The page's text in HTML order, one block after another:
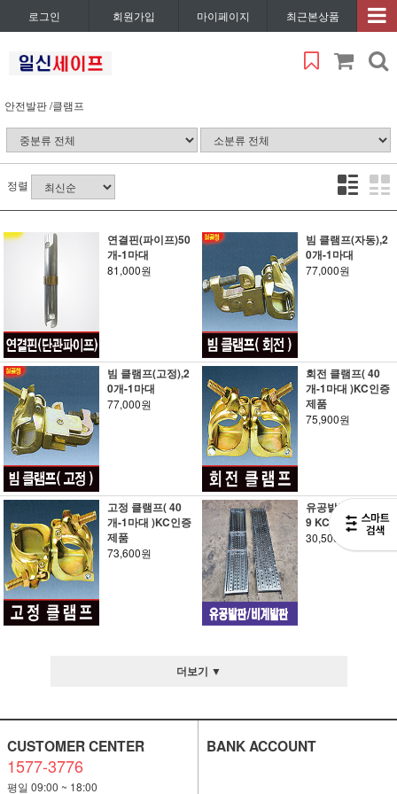
로그인 회원가입 마이페이지 최근본상품
안전발판 /클램프
정렬
연결핀(파이프)50
개-1마대
81,000원
빔 클램프(자동),2
0개-1마대
77,000원
빔 클램프(고정),2
0개-1마대
77,000원
회전 클램프( 40
개-1마대 )KC인증
제품
75,900원
고정 클램프( 40
개-1마대 )KC인증
제품
73,600원
유공발판 500*182
9 KC인증제품
30,500원
더보기 ▼
CUSTOMER CENTER
1577-3776
평일 09:00 ~ 18:00
BANK ACCOUNT